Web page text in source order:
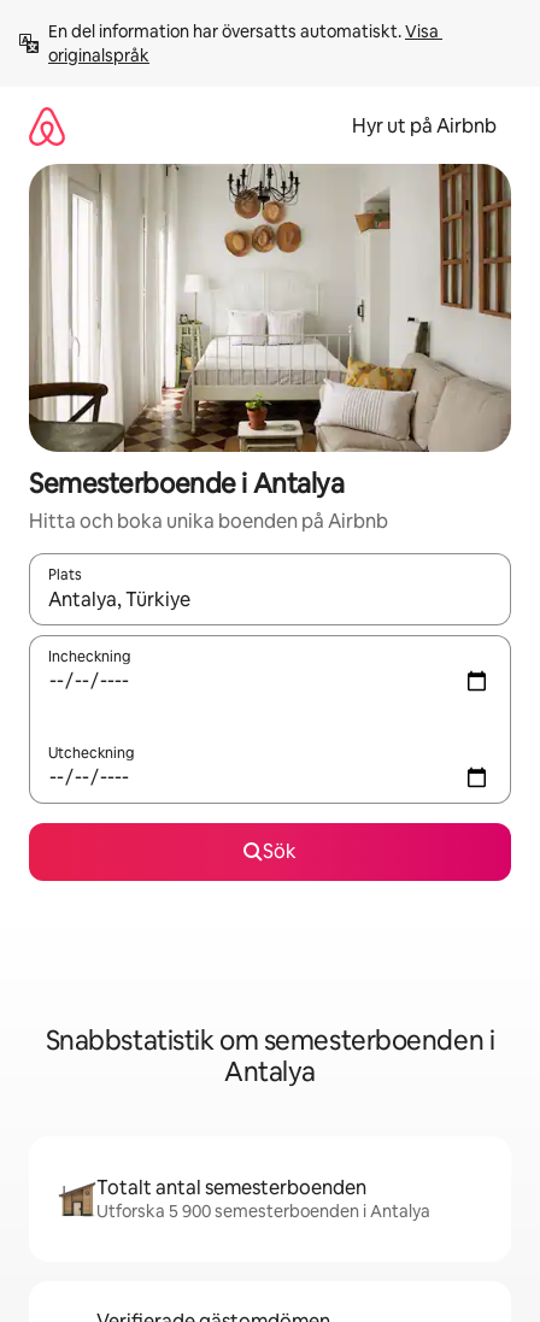
innehåll
En del information har översatts automatiskt. Visa
originalspråk
Hyr ut på Airbnb
Semesterboende i Antalya
Hitta och boka unika boenden på Airbnb
Plats
När resultaten är tillgängliga kan du navigera med upp- och
Incheckning
Utcheckning
Sök
Snabbstatistik om semesterboenden i
Antalya
Totalt antal semesterboenden
Utforska 5 900 semesterboenden i Antalya